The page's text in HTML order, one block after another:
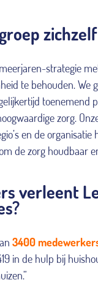
strategie
te behouden. We
toenemend
zorg.
en de
de zorg houdbaar
verleent
3400
in de hulp bij